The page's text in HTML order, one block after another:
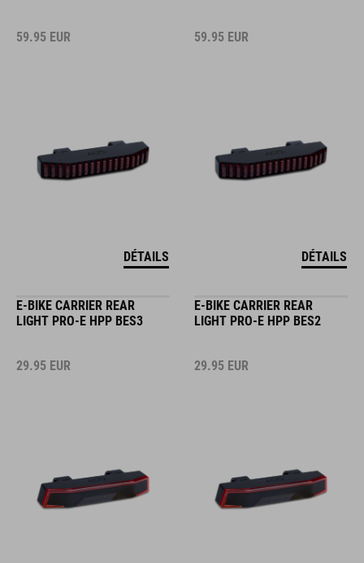
59.95 EUR
DÉTAILS
59.95 EUR
DÉTAILS
E-BIKE CARRIER REAR
LIGHT PRO-E HPP BES3
29.95 EUR
E-BIKE CARRIER REAR
LIGHT PRO-E HPP BES2
29.95 EUR